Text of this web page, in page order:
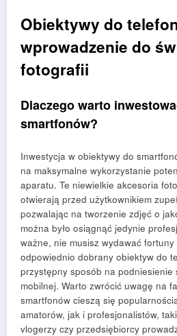
Obiektywy do
wprowadzenie do
fotografii
Dlaczego warto
smartfonów?
Inwestycja w obiektywy do
na maksymalne wykorzystanie
aparatu. Te niewielkie akcesoria
otwierają przed użytkownikiem
pozwalając na tworzenie zdjęć o
można było osiągnąć jedynie
ważne, nie musisz wydawać
odpowiednio dobrany obiektyw do
przystępny sposób na
mobilnej. Warto zwrócić uwagę na
smartfonów cieszą się
amatorów, jak i profesjonalistów,
vlogerzy czy przedsiębiorcy